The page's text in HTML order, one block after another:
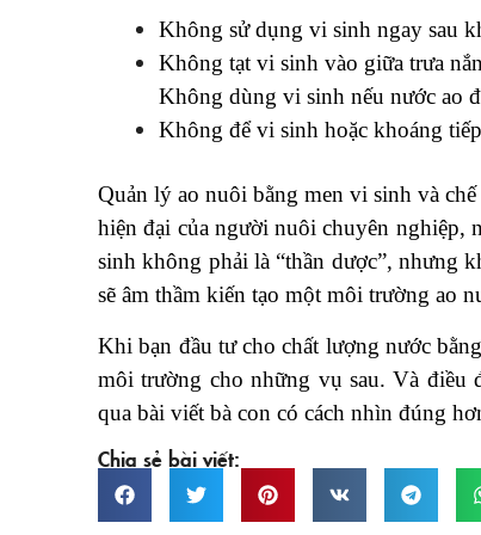
Không sử dụng vi sinh ngay sau
Không tạt vi sinh vào giữa trưa
Không dùng vi sinh nếu nước ao
Không để vi sinh hoặc khoáng
Quản lý ao nuôi bằng men vi sinh và
hiện đại của người nuôi chuyên
sinh không phải là “thần dược”, nhưng
sẽ âm thầm kiến tạo một môi trường ao
Khi bạn đầu tư cho chất lượng nước
môi trường cho những vụ sau. Và
qua bài viết bà con có cách nhìn đúng
Chia sẻ bài viết: